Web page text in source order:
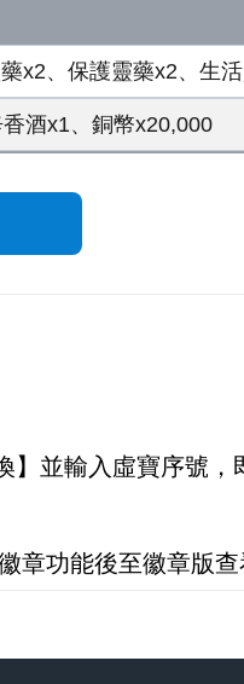
x2、保護靈藥x2、生
酒x1、銅幣x20,000
並輸入虛寶序號，
章功能後至徽章版查